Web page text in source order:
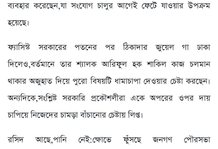
ব্যবহার করেছেন,যা সংযোগ চালুর আগেই ফেটে যাওয়ার উপক্রম
হয়েছে।
​ফ্যাসিস্ট সরকারের পতনের পর ঠিকাদার জুয়েল গা ঢাকা
দিলেও,বর্তমানে তার শ্যালক আরিফুল হক শাকিল কাজ চলমান
থাকার অজুহাত দিয়ে পুরো বিষয়টি ধামাচাপা দেওয়ার চেষ্টা করছেন।
অন্যদিকে,সংশ্লিষ্ট সরকারি প্রকৌশলীরা একে অপরের ওপর দায়
চাপিয়ে নিজেদের চামড়া বাঁচানোর চেষ্টায় লিপ্ত।
​রসিদ আছে,পানি নেই:ক্ষোভে ফুঁসছে জনগণ পৌরসভা